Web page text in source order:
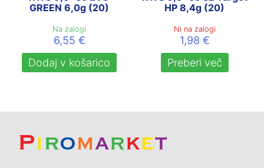
GREEN 6,0g (20)
Na zalogi
6,55 €
Dodaj v košarico
HP 8,4g (20)
Ni na zalogi
1,98 €
Preberi več